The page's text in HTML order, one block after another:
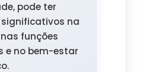
pode ter
na
funções
e no bem-estar